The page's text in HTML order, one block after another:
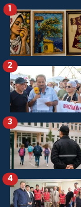
2
3
4